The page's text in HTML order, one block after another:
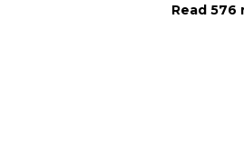
Read 576